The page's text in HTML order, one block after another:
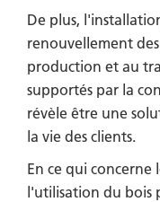
De plus,
renouvellement
production et au
supportés par la
révèle être une
la vie des clients.
En ce qui concerne
l'utilisation du bois